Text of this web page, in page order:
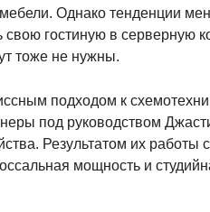
Однако тенденции
свою гостиную в серверную
тоже не нужны.
подходом к
под руководством
Результатом их работы
мощность и